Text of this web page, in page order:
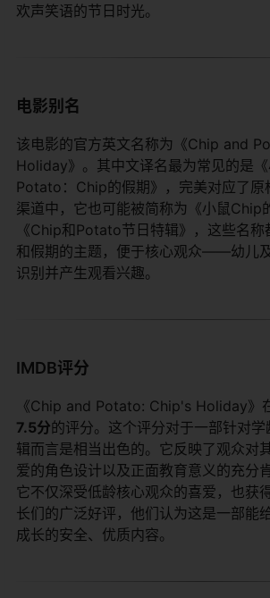
欢声笑语的节日时光。
电影别名
该电影的官方英文名称为《Chip and
Holiday》。其中文译名最为常见的是
Potato：Chip的假期》，完美对应了原
渠道中，它也可能被简称为《小鼠Chip
《Chip和Potato节日特辑》，这些名称
和假期的主题，便于核心观众——幼儿
识别并产生观看兴趣。
IMDB评分
《Chip and Potato: Chip's Holiday》
7.5分​的评分。这个评分对于一部针对
辑而言是相当出色的。它反映了观众对
爱的角色设计以及正面教育意义的充分
它不仅深受低龄核心观众的喜爱，也获
长们的广泛好评，他们认为这是一部能
成长的安全、优质内容。